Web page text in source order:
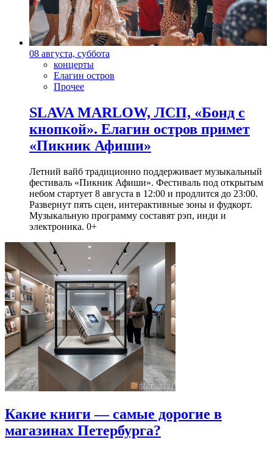
08 августа, суббота
концерты
Елагин остров
Прочее
SLAVA MARLOW, ЛСП, «Бонд с
кнопкой». Елагин остров примет
«Пикник Афиши»
Летний вайб традиционно поддерживает музыкальный
фестиваль «Пикник Афиши». Фестиваль под открытым
небом стартует 8 августа в 12:00 и продлится до 23:00.
Развернут пять сцен, интерактивные зоны и фудкорт.
Музыкальную программу составят рэп, инди и
электроника. 0+
Какие книги — самые дорогие в
магазинах Петербурга?